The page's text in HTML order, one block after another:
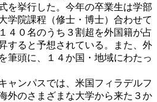
を挙行した。今年の卒業生は学部
学院課程（修士・博士）合わせて
４０名のうち３割超を外国籍が占
すると予想されている。また、外
筆頭に、１４か国・地域にわたっ
ャンパスでは、米国フィラデルフ
外のさまざまな大学から来た３か